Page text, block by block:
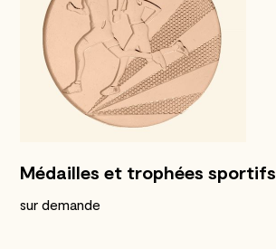
Médailles et trophées sportifs
sur demande